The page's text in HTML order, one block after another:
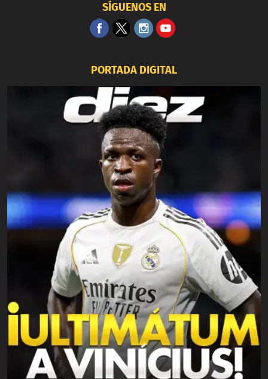
SÍGUENOS EN
PORTADA DIGITAL